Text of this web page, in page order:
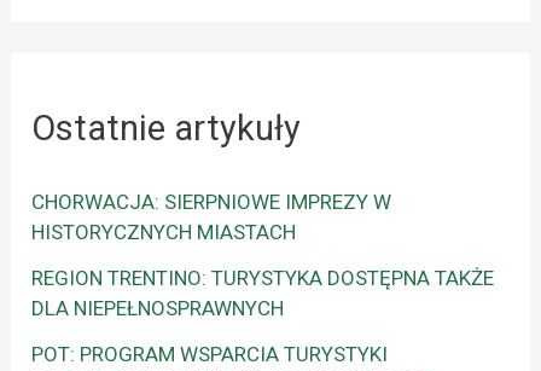
Ostatnie artykuły
CHORWACJA: SIERPNIOWE IMPREZY W
HISTORYCZNYCH MIASTACH
REGION TRENTINO: TURYSTYKA DOSTĘPNA TAKŻE
DLA NIEPEŁNOSPRAWNYCH
POT: PROGRAM WSPARCIA TURYSTYKI